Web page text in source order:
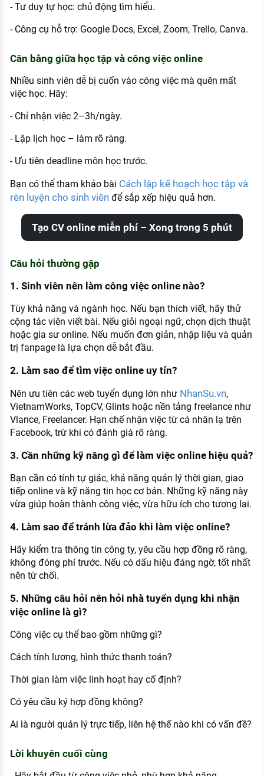
- Tư duy tự học: chủ động tìm hiểu.
- Công cụ hỗ trợ: Google Docs, Excel, Zoom, Trello, Canva.
Cân bằng giữa học tập và công việc online
Nhiều sinh viên dễ bị cuốn vào công việc mà quên mất
việc học. Hãy:
- Chỉ nhận việc 2–3h/ngày.
- Lập lịch học – làm rõ ràng.
- Ưu tiên deadline môn học trước.
Bạn có thể tham khảo bài Cách lập kế hoạch học tập và
rèn luyện cho sinh viênđể sắp xếp hiệu quả hơn.
Tạo CV online miễn phí – Xong trong 5 phút
Câu hỏi thường gặp
1. Sinh viên nên làm công việc online nào?
Tùy khả năng và ngành học. Nếu bạn thích viết, hãy thử
cộng tác viên viết bài. Nếu giỏi ngoại ngữ, chọn dịch thuật
hoặc gia sư online. Nếu muốn đơn giản, nhập liệu và quản
trị fanpage là lựa chọn dễ bắt đầu.
2. Làm sao để tìm việc online uy tín?
Nên ưu tiên các web tuyển dụng lớn như NhanSu.vn,
VietnamWorks, TopCV, Glints hoặc nền tảng freelance như
Vlance, Freelancer. Hạn chế nhận việc từ cá nhân lạ trên
Facebook, trừ khi có đánh giá rõ ràng.
3. Cần những kỹ năng gì để làm việc online hiệu quả?
Bạn cần có tính tự giác, khả năng quản lý thời gian, giao
tiếp online và kỹ năng tin học cơ bản. Những kỹ năng này
vừa giúp hoàn thành công việc, vừa hữu ích cho tương lai.
4. Làm sao để tránh lừa đảo khi làm việc online?
Hãy kiểm tra thông tin công ty, yêu cầu hợp đồng rõ ràng,
không đóng phí trước. Nếu có dấu hiệu đáng ngờ, tốt nhất
nên từ chối.
5. Những câu hỏi nên hỏi nhà tuyển dụng khi nhận
việc online là gì?
Công việc cụ thể bao gồm những gì?
Cách tính lương, hình thức thanh toán?
Thời gian làm việc linh hoạt hay cố định?
Có yêu cầu ký hợp đồng không?
Ai là người quản lý trực tiếp, liên hệ thế nào khi có vấn đề?
Lời khuyên cuối cùng